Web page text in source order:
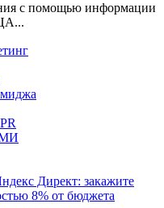
с помощью информации
Директ: закажите
8% от бюджета